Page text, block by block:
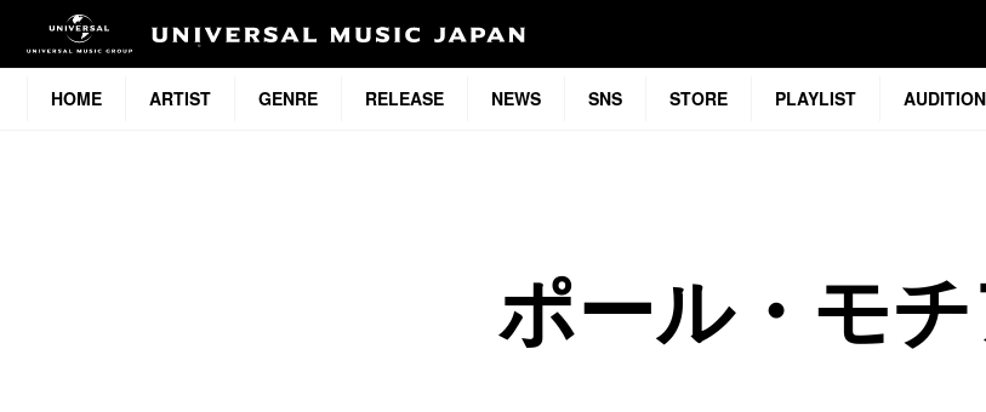
HOME ARTIST GENRE RELEASE NEWS SNS STORE PLAYLIST AUDITION
ポール・モ